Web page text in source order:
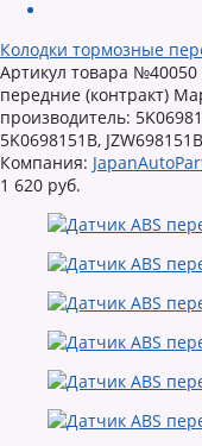
Колодки тормозные
Артикул товара
передние (контракт)
производитель:
5K0698151B,
Компания:
1 620 руб.